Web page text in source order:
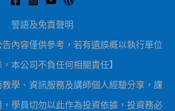
警語及免責聲明
告內容僅供參考，若有遺誤概以執行單位
本公司不負任何相關責任】
教學、資訊服務及講師個人經驗分享，課
學員切勿以此作為投資依據，投資務必